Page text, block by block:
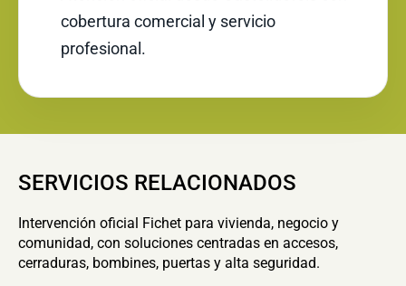
cobertura comercial y servicio
profesional.
SERVICIOS RELACIONADOS
Intervención oficial Fichet para vivienda, negocio y
comunidad, con soluciones centradas en accesos,
cerraduras, bombines, puertas y alta seguridad.